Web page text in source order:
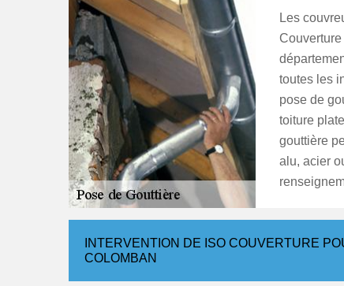
Les
toutes les
pose de
toiture
gouttière
alu, acier
INTERVENTION DE ISO COUVERTURE
COLOMBAN